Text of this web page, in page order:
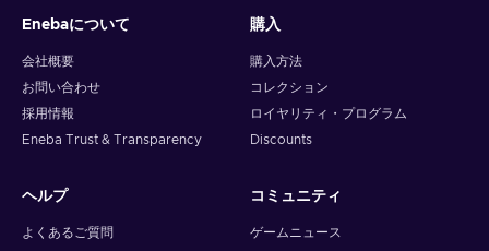
Enebaについて
会社概要
お問い合わせ
採用情報
Eneba Trust & Transparency
購入
購入方法
コレクション
ロイヤリティ・プログラム
Discounts
ヘルプ
よくあるご質問
コミュニティ
ゲームニュース